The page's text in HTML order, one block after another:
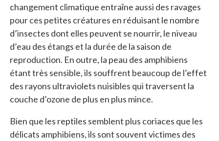
changement climatique entraîne aussi des ravages
pour ces petites créatures en réduisant le nombre
d’insectes dont elles peuvent se nourrir, le niveau
d’eau des étangs et la durée de la saison de
reproduction. En outre, la peau des amphibiens
étant très sensible, ils souffrent beaucoup de l’effet
des rayons ultraviolets nuisibles qui traversent la
couche d’ozone de plus en plus mince.
Bien que les reptiles semblent plus coriaces que les
délicats amphibiens, ils sont souvent victimes des